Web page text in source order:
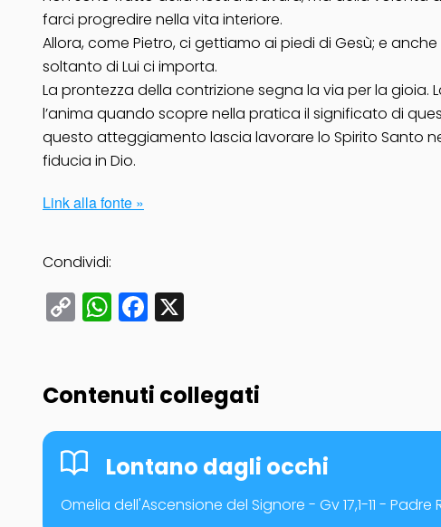
farci progredire nella vita interiore.
Allora, come Pietro, ci gettiamo ai piedi di Gesù; e
soltanto di Lui ci importa.
La prontezza della contrizione segna la via per la
l’anima quando scopre nella pratica il significato di
questo atteggiamento lascia lavorare lo Spirito Santo
fiducia in Dio.
Link alla fonte »
Condividi:
Copy
Link
WhatsApp
Facebook
Contenuti collegati
Lontano dagli occhi
Omelia dell'Ascensione del Signore - Gv 17,1-11 - Padre